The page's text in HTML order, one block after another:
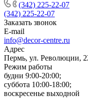
(342) 225-22-07
(342) 225-22-07
Заказать звонок
E-mail
info@decor-centre.ru
Адрес
Пермь, ул. Революции,
Режим работы
будни 9:00-20:00;
суббота 10:00-18:00;
воскресенье выходной